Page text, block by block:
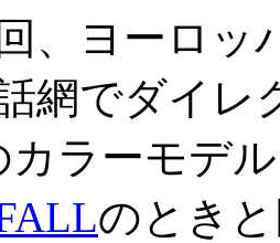
回、ヨーロッ
網でダイレ
カラーモデ
のとき